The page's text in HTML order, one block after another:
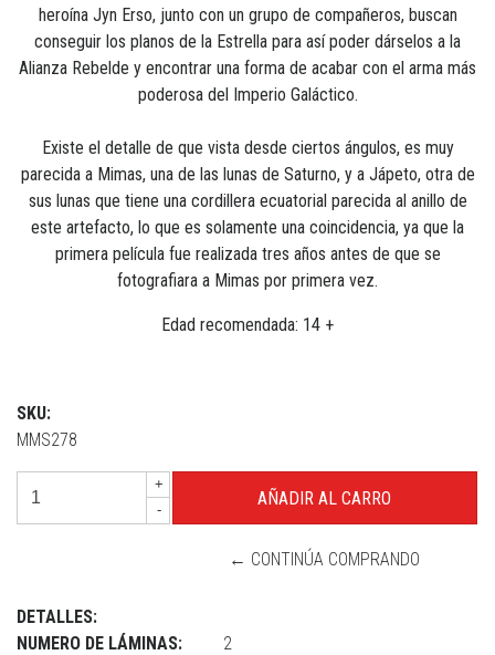
heroína Jyn Erso, junto con un grupo de compañeros, buscan
conseguir los planos de la Estrella para así poder dárselos a la
Alianza Rebelde y encontrar una forma de acabar con el arma más
poderosa del Imperio Galáctico.
Existe el detalle de que vista desde ciertos ángulos, es muy
parecida a Mimas, una de las lunas de Saturno, y a Jápeto, otra de
sus lunas que tiene una cordillera ecuatorial parecida al anillo de
este artefacto, lo que es solamente una coincidencia, ya que la
primera película fue realizada tres años antes de que se
fotografiara a Mimas por primera vez.
Edad recomendada: 14 +
SKU:
MMS278
+
-
← CONTINÚA COMPRANDO
DETALLES:
NUMERO DE LÁMINAS:
2